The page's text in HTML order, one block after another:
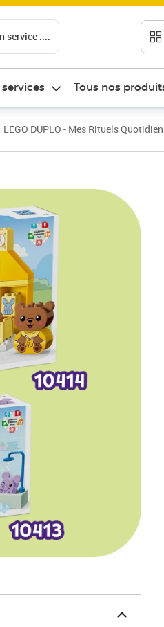
service ....
services Tous nos
LEGO DUPLO - Mes Rituels